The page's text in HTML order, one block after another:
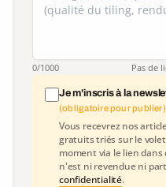
0/1000 Pas de
Je m'inscris à la
(obligatoire pour publier)
Vous recevrez nos
gratuits triés sur le
moment via le lien
n'est ni revendue ni
confidentialité.